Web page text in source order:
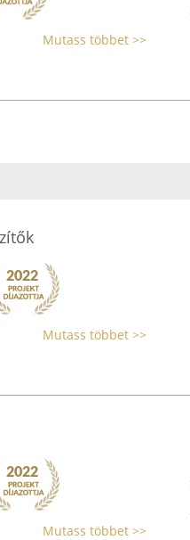
Mutass többet >>
Mutass többet >>
Mutass többet >>